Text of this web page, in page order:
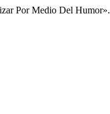
Por Medio Del Humor».